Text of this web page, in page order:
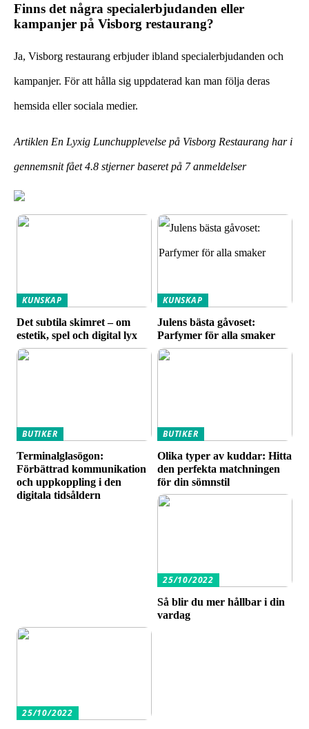
Finns det några specialerbjudanden eller
kampanjer på Visborg restaurang?
Ja, Visborg restaurang erbjuder ibland specialerbjudanden och
kampanjer. För att hålla sig uppdaterad kan man följa deras
hemsida eller sociala medier.
Artiklen En Lyxig Lunchupplevelse på Visborg Restaurang har i
gennemsnit fået4.8 stjerner baseret på 7anmeldelser
KUNSKAP
Det subtila skimret – om
estetik, spel och digital lyx
KUNSKAP
Julens bästa gåvoset:
Parfymer för alla smaker
BUTIKER
Terminalglasögon:
Förbättrad kommunikation
och uppkoppling i den
digitala tidsåldern
BUTIKER
Olika typer av kuddar: Hitta
den perfekta matchningen
för din sömnstil
25/10/2022
Så blir du mer hållbar i din
vardag
25/10/2022